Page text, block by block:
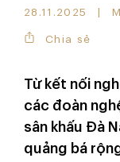
28.11.2025
Chia sẻ
Từ kết nối
các đoàn
sân khấu Đà
quảng bá